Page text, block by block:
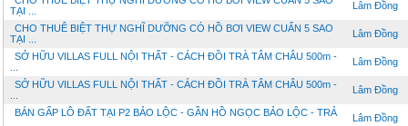
TẠI ...
Lâm Đồng
CHO THUÊ BIỆT THỰ NGHĨ DƯỠNG CÓ HỒ BƠI VIEW CUẨN 5 SAO
TẠI ...
Lâm Đồng
SỞ HỮU VILLAS FULL NỘI THẤT - CÁCH ĐỒI TRÀ TÂM CHÂU 500m -
Lâm Đồng
SỞ HỮU VILLAS FULL NỘI THẤT - CÁCH ĐỒI TRÀ TÂM CHÂU 500m -
Lâm Đồng
BÁN GẤP LÔ ĐẤT TẠI P2 BẢO LỘC - GẦN HỒ NGỌC BẢO LỘC - TRẢ
Lâm Đồng